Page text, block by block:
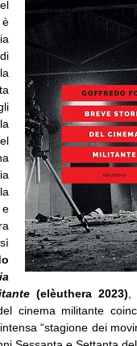
è
(elèuthera 2023),
cinema militante
“stagione dei